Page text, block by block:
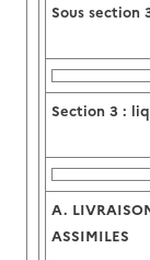
Sous section
Section 3 :
A.
ASSIMILES